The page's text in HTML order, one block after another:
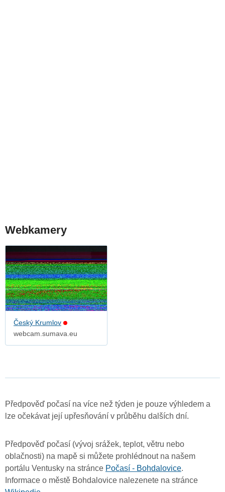
Webkamery
Český Krumlov
webcam.sumava.eu
Předpověď počasí na více než týden je pouze výhledem a
lze očekávat její upřesňování v průběhu dalších dní.
Předpověď počasí (vývoj srážek, teplot, větru nebo
oblačnosti) na mapě si můžete prohlédnout na našem
portálu Ventusky na stránce Počasí - Bohdalovice.
Informace o městě Bohdalovice nalezenete na stránce